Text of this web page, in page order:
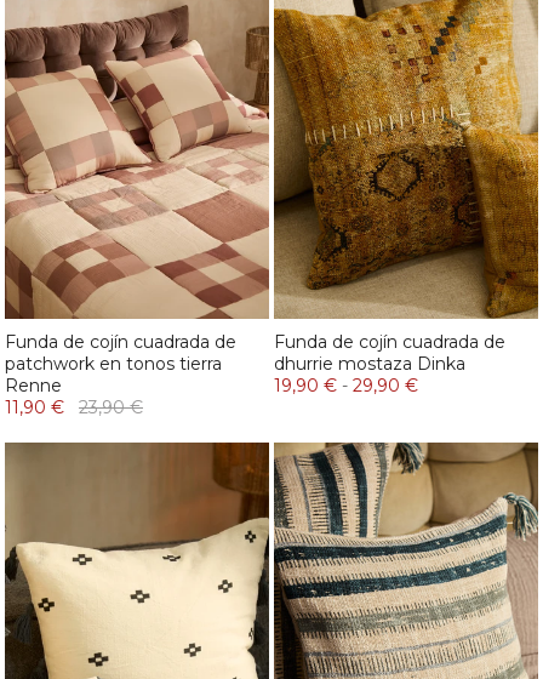
Funda de cojín cuadrada de
patchwork en tonos tierra
Renne
11,90 €
23,90 €
Funda de cojín cuadrada de
dhurrie mostaza Dinka
19,90 € - 29,90 €